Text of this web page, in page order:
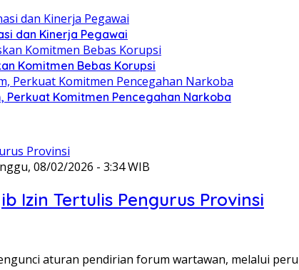
dan Kinerja Pegawai
Komitmen Bebas Korupsi
Perkuat Komitmen Pencegahan Narkoba
08/02/2026 - 3:34 WIB
Izin Tertulis Pengurus Provinsi
aturan pendirian forum wartawan, melalui